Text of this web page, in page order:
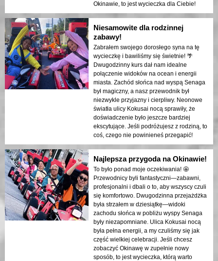
Okinawie, to jest wycieczka dla Ciebie!
Niesamowite dla rodzinnej
zabawy!
Zabrałem swojego dorosłego syna na tę
wycieczkę i bawiliśmy się świetnie! 🌴
Dwugodzinny kurs dał nam idealne
połączenie widoków na ocean i energii
miasta. Zachód słońca nad wyspą Senaga
był magiczny, a nasz przewodnik był
niezwykle przyjazny i cierpliwy. Neonowe
światła ulicy Kokusai nocą sprawiły, że
doświadczenie było jeszcze bardziej
ekscytujące. Jeśli podróżujesz z rodziną, to
coś, czego nie powinieneś przegapić!
Najlepsza przygoda na Okinawie!
To było ponad moje oczekiwania! 🤩
Przewodnicy byli fantastyczni—zabawni,
profesjonalni i dbali o to, aby wszyscy czuli
się komfortowo. Dwugodzinna przejażdżka
była strzałem w dziesiątkę—widoki
zachodu słońca w pobliżu wyspy Senaga
były niezapomniane. Ulica Kokusai nocą
była pełna energii, a my czuliśmy się jak
część wielkiej celebracji. Jeśli chcesz
zobaczyć Okinawę w zupełnie nowy
sposób, to jest wycieczka, którą warto